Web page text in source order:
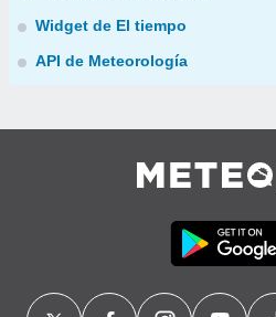
Widget de El tiempo
API de Meteorología